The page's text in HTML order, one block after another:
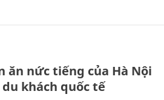
ăn nức tiếng của Hà Nội
khách quốc tế